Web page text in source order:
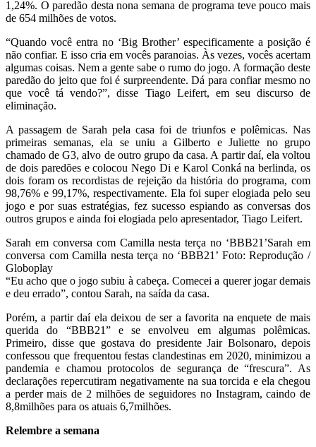
1,24%. O paredão desta nona semana de programa teve pouco mais
de 654 milhões de votos.
“Quando você entra no ‘Big Brother’ especificamente a posição é
não confiar. E isso cria em vocês paranoias. Às vezes, vocês acertam
algumas coisas. Nem a gente sabe o rumo do jogo. A formação deste
paredão do jeito que foi é surpreendente. Dá para confiar mesmo no
que você tá vendo?”, disse Tiago Leifert, em seu discurso de
eliminação.
A passagem de Sarah pela casa foi de triunfos e polêmicas. Nas
primeiras semanas, ela se uniu a Gilberto e Juliette no grupo
chamado de G3, alvo de outro grupo da casa. A partir daí, ela voltou
de dois paredões e colocou Nego Di e Karol Conká na berlinda, os
dois foram os recordistas de rejeição da história do programa, com
98,76% e 99,17%, respectivamente. Ela foi super elogiada pelo seu
jogo e por suas estratégias, fez sucesso espiando as conversas dos
outros grupos e ainda foi elogiada pelo apresentador, Tiago Leifert.
Sarah em conversa com Camilla nesta terça no ‘BBB21’Sarah em
conversa com Camilla nesta terça no ‘BBB21’ Foto: Reprodução /
Globoplay
“Eu acho que o jogo subiu à cabeça. Comecei a querer jogar demais
e deu errado”, contou Sarah, na saída da casa.
Porém, a partir daí ela deixou de ser a favorita na enquete de mais
querida do “BBB21” e se envolveu em algumas polêmicas.
Primeiro, disse que gostava do presidente Jair Bolsonaro, depois
confessou que frequentou festas clandestinas em 2020, minimizou a
pandemia e chamou protocolos de segurança de “frescura”. As
declarações repercutiram negativamente na sua torcida e ela chegou
a perder mais de 2 milhões de seguidores no Instagram, caindo de
8,8milhões para os atuais 6,7milhões.
Relembre a semana